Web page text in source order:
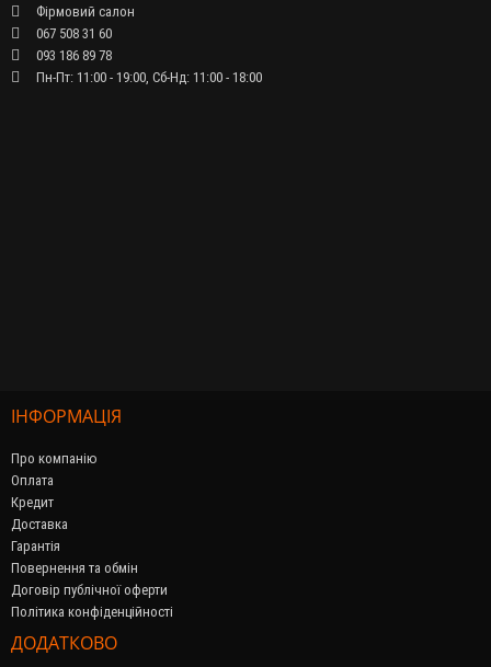
Фірмовий салон
067 508 31 60
093 186 89 78
Пн-Пт: 11:00 - 19:00, Сб-Нд: 11:00 - 18:00
ІНФОРМАЦІЯ
Про компанію
Оплата
Кредит
Доставка
Гарантія
Повернення та обмін
Договір публічної оферти
Політика конфіденційності
ДОДАТКОВО